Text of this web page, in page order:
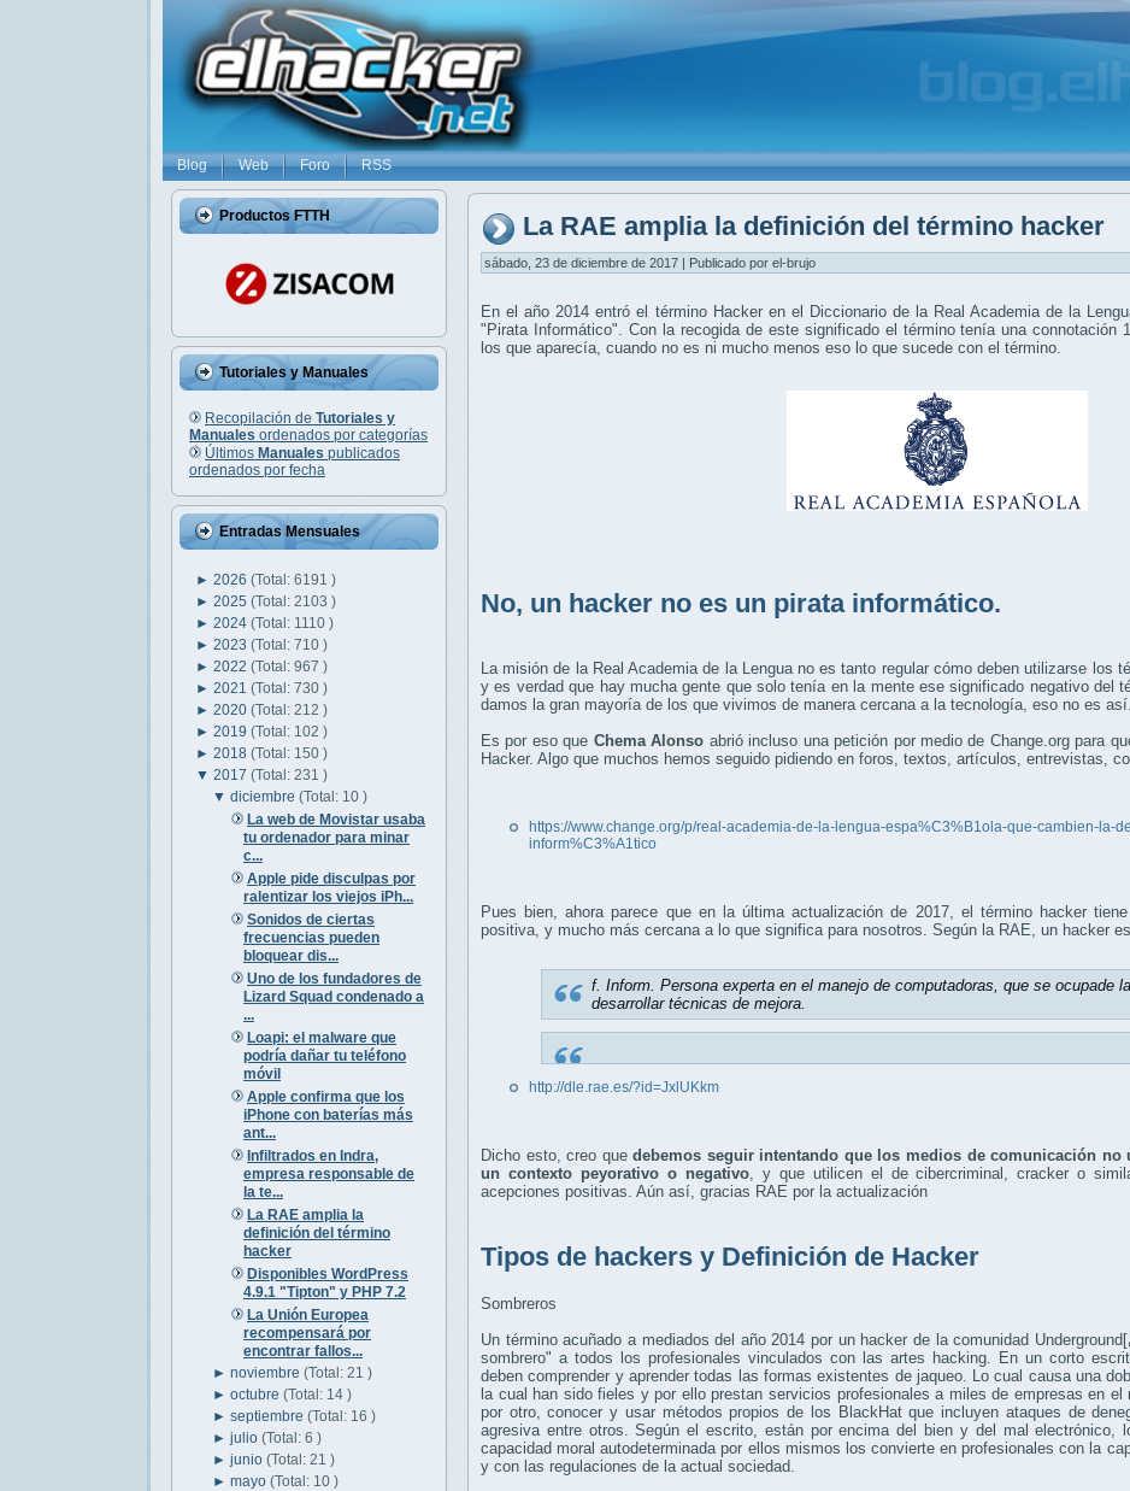
Blog Web Foro RSS
Productos FTTH
Tutoriales y Manuales
Recopilación de Tutoriales y
Manuales ordenados por categorías
Últimos Manuales publicados
ordenados por fecha
Entradas Mensuales
► 2026 (Total: 6191 )
► 2025 (Total: 2103 )
► 2024 (Total: 1110 )
► 2023 (Total: 710 )
► 2022 (Total: 967 )
► 2021 (Total: 730 )
► 2020 (Total: 212 )
► 2019 (Total: 102 )
► 2018 (Total: 150 )
▼ 2017 (Total: 231 )
▼diciembre(Total: 10 )
La web de Movistar usaba
tu ordenador para minar
c...
Apple pide disculpas por
ralentizar los viejos iPh...
Sonidos de ciertas
frecuencias pueden
bloquear dis...
Uno de los fundadores de
Lizard Squad condenado a
...
Loapi: el malware que
podría dañar tu teléfono
móvil
Apple confirma que los
iPhone con baterías más
ant...
Infiltrados en Indra,
empresa responsable de
la te...
La RAE amplia la
definición del término
hacker
Disponibles WordPress
4.9.1 "Tipton" y PHP 7.2
La Unión Europea
recompensará por
encontrar fallos...
►noviembre(Total: 21 )
►octubre(Total: 14 )
►septiembre(Total: 16 )
►julio(Total: 6 )
►junio(Total: 21 )
►mayo(Total: 10 )
La RAE amplia la definición del término hacker
sábado, 23 de diciembre de 2017 | Publicado por el-brujo
En el año 2014 entró el término Hacker en el Diccionario de la Real Academia de la
"Pirata Informático". Con la recogida de este significado el término tenía una connotación
los que aparecía, cuando no es ni mucho menos eso lo que sucede con el término.
No, un hacker no es un pirata informático.
La misión de la Real Academia de la Lengua no es tanto regular cómo deben utilizarse los
y es verdad que hay mucha gente que solo tenía en la mente ese significado negativo del
damos la gran mayoría de los que vivimos de manera cercana a la tecnología, eso no es así.
Es por eso que Chema Alonso abrió incluso una petición por medio de Change.org para
Hacker. Algo que muchos hemos seguido pidiendo en foros, textos, artículos, entrevistas,
https://www.change.org/p/real-academia-de-la-lengua-espa%C3%B1ola-que-cambien-la-
inform%C3%A1tico
Pues bien, ahora parece que en la última actualización de 2017, el término hacker
positiva, y mucho más cercana a lo que significa para nosotros. Según la RAE, un hacker
f. Inform. Persona experta en el manejo de computadoras, que se ocupade
desarrollar técnicas de mejora.
http://dle.rae.es/?id=JxlUKkm
Dicho esto, creo quedebemos seguir intentando que los medios de comunicación
un contexto peyorativo o negativo, y que utilicen el de cibercriminal, cracker o
acepciones positivas. Aún así, gracias RAE por la actualización
Tipos de hackers y Definición de Hacker
Sombreros
Un término acuñado a mediados del año 2014 por un hacker de la comunidad
sombrero" a todos los profesionales vinculados con las artes hacking. En un corto
deben comprender y aprender todas las formas existentes de jaqueo. Lo cual causa una
la cual han sido fieles y por ello prestan servicios profesionales a miles de empresas en el
por otro, conocer y usar métodos propios de los BlackHat que incluyen ataques de
agresiva entre otros. Según el escrito, están por encima del bien y del mal electrónico,
capacidad moral autodeterminada por ellos mismos los convierte en profesionales con la
y con las regulaciones de la actual sociedad.